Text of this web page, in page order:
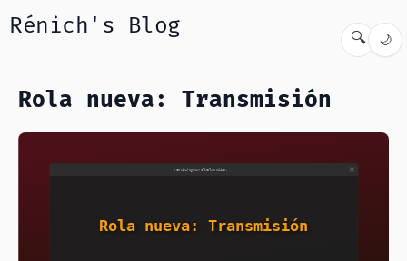
Rénich's Blog 🔍 🌙
Rola nueva: Transmisión